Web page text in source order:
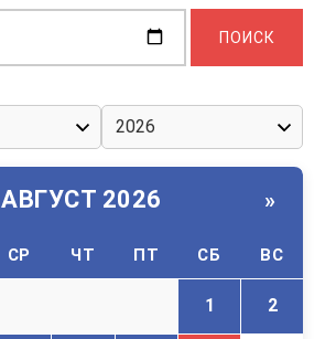
АВГУСТ 2026 »
СР ЧТ ПТ СБ ВС
1 2